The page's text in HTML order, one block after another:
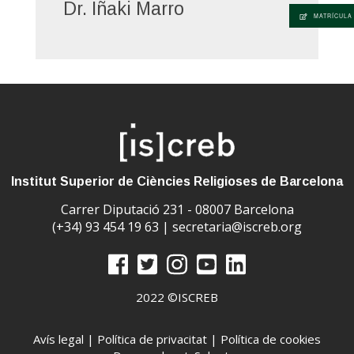
MATRÍCULA
Testament (NT).5. Analitzar si és possible una visió
de conjunt entre les imatges d'ambdós testaments.
Dr. Iñaki Marro
Institut Superior de Ciències Religioses de Barcelona
Carrer Diputació 231 - 08007 Barcelona
(+34) 93 454 19 63 | secretaria@iscreb.org
2022 ©ISCREB
Avís legal | Política de privacitat | Política de cookies